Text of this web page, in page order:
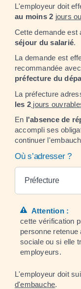
L'employeur doit
au moins 2 jours
Cette demande est
séjour du salarié.
La demande est
recommandée
préfecture du
La préfecture
les 2 jours
En l'absence de
accompli ses
continuer
Où s’adresser ?
Préfecture
Attention :
cette vérification
personne
sociale ou si elle
employeurs.
L'employeur doit
d'embauche.